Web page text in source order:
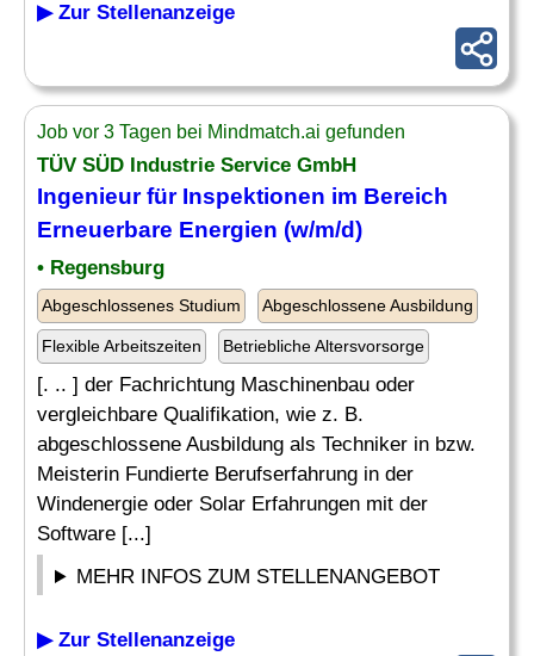
▶ Zur Stellenanzeige
Job vor 3 Tagen bei Mindmatch.ai gefunden
TÜV SÜD Industrie Service GmbH
Ingenieurfür Inspektionen im Bereich
Erneuerbare Energien (w/m/d)
• Regensburg
Abgeschlossenes Studium Abgeschlossene Ausbildung
Flexible Arbeitszeiten Betriebliche Altersvorsorge
[. .. ] der Fachrichtung Maschinenbau oder
vergleichbare Qualifikation, wie z. B.
abgeschlossene Ausbildung als Techniker in bzw.
Meisterin Fundierte Berufserfahrung in der
Windenergie oder Solar Erfahrungen mit der
Software [...]
MEHR INFOS ZUM STELLENANGEBOT
▶ Zur Stellenanzeige